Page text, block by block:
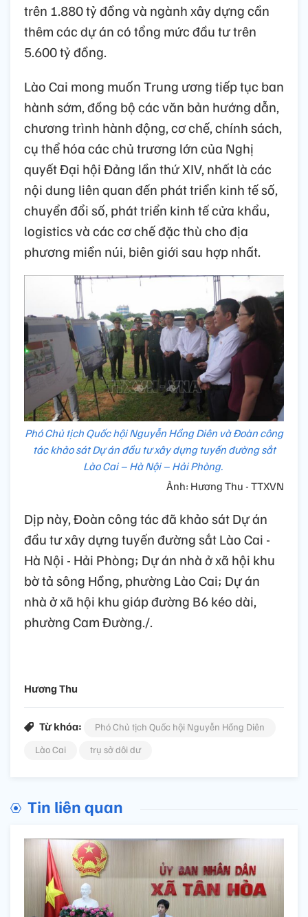
trên 1.880 tỷ đồng và ngành xây dựng cần
thêm các dự án có tổng mức đầu tư trên
5.600 tỷ đồng.
Lào Cai mong muốn Trung ương tiếp tục ban
hành sớm, đồng bộ các văn bản hướng dẫn,
chương trình hành động, cơ chế, chính sách,
cụ thể hóa các chủ trương lớn của Nghị
quyết Đại hội Đảng lần thứ XIV, nhất là các
nội dung liên quan đến phát triển kinh tế số,
chuyển đổi số, phát triển kinh tế cửa khẩu,
logistics và các cơ chế đặc thù cho địa
phương miền núi, biên giới sau hợp nhất.
Phó Chủ tịch Quốc hội Nguyễn Hồng Diên và Đoàn công
tác khảo sát Dự án đầu tư xây dựng tuyến đường sắt
Lào Cai – Hà Nội – Hải Phòng.
Ảnh: Hương Thu - TTXVN
Dịp này, Đoàn công tác đã khảo sát Dự án
đầu tư xây dựng tuyến đường sắt Lào Cai -
Hà Nội - Hải Phòng; Dự án nhà ở xã hội khu
bờ tả sông Hồng, phường Lào Cai; Dự án
nhà ở xã hội khu giáp đường B6 kéo dài,
phường Cam Đường./.
Hương Thu
Từ khóa:
Phó Chủ tịch Quốc hội Nguyễn Hồng Diên
Lào Cai
trụ sở dôi dư
Tin liên quan